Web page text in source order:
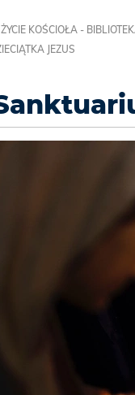
ŻYCIE KOŚCIOŁA -
JEZUS